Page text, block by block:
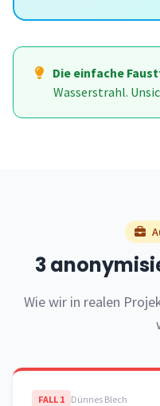
Die einfache
Wasserstrahl.
3
Wie wir in realen
FALL 1 Dünnes Blech